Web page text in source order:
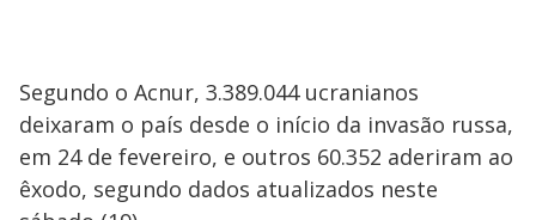
Segundo o Acnur, 3.389.044 ucranianos
deixaram o país desde o início da invasão russa,
em 24 de fevereiro, e outros 60.352 aderiram ao
êxodo, segundo dados atualizados neste